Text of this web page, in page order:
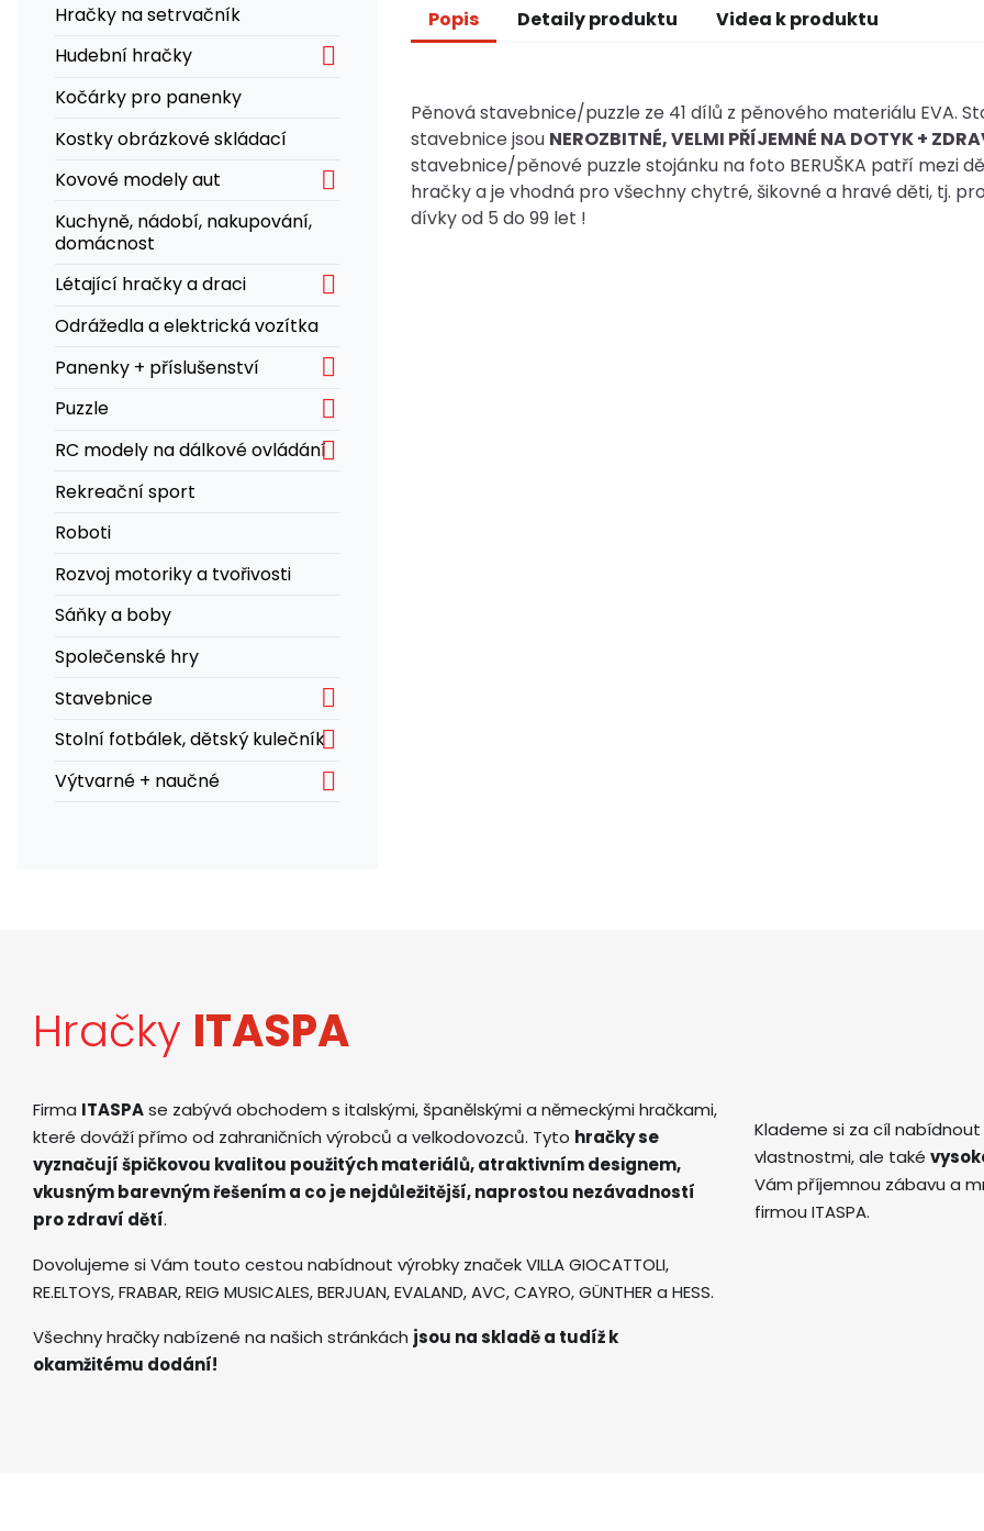
Hračky na setrvačník
Hudební hračky

Kočárky pro panenky
Kostky obrázkové skládací
Kovové modely aut

Kuchyně, nádobí, nakupování,
domácnost
Létající hračky a draci

Odrážedla a elektrická vozítka
Panenky + příslušenství

Puzzle 
RC modely na dálkové ovládání
Rekreační sport
Roboti
Rozvoj motoriky a tvořivosti
Sáňky a boby
Společenské hry
Stavebnice

Stolní fotbálek, dětský kulečník
Výtvarné + naučné 
Popis Detaily produktu Videa k produktu
Pěnová stavebnice/puzzle ze 41 dílů z pěnového materiálu EVA.
stavebnice jsou NEROZBITNÉ, VELMI PŘÍJEMNÉ NA DOTYK +
stavebnice/pěnové puzzle stojánku na foto BERUŠKA patří mezi
hračky a je vhodná pro všechny chytré, šikovné a hravé děti, tj.
dívky od 5 do 99 let !
Hračky ITASPA
Firma ITASPAse zabývá obchodem s italskými, španělskými a německými hračkami,
které dováží přímo od zahraničních výrobců a velkodovozců. Tyto hračky se
vyznačují špičkovou kvalitou použitých materiálů, atraktivním designem,
vkusným barevným řešením a co je nejdůležitější, naprostou nezávadností
pro zdraví dětí.
Dovolujeme si Vám touto cestou nabídnout výrobky značek VILLA GIOCATTOLI,
RE.ELTOYS, FRABAR, REIG MUSICALES, BERJUAN, EVALAND, AVC, CAYRO, GÜNTHER a HESS.
Všechny hračky nabízené na našich stránkách jsou na skladě a tudíž k
okamžitému dodání!
Klademe si za cíl
vlastnostmi, ale také
Vám příjemnou zábavu a
firmou ITASPA.